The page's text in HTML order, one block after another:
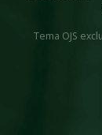
Tema OJS